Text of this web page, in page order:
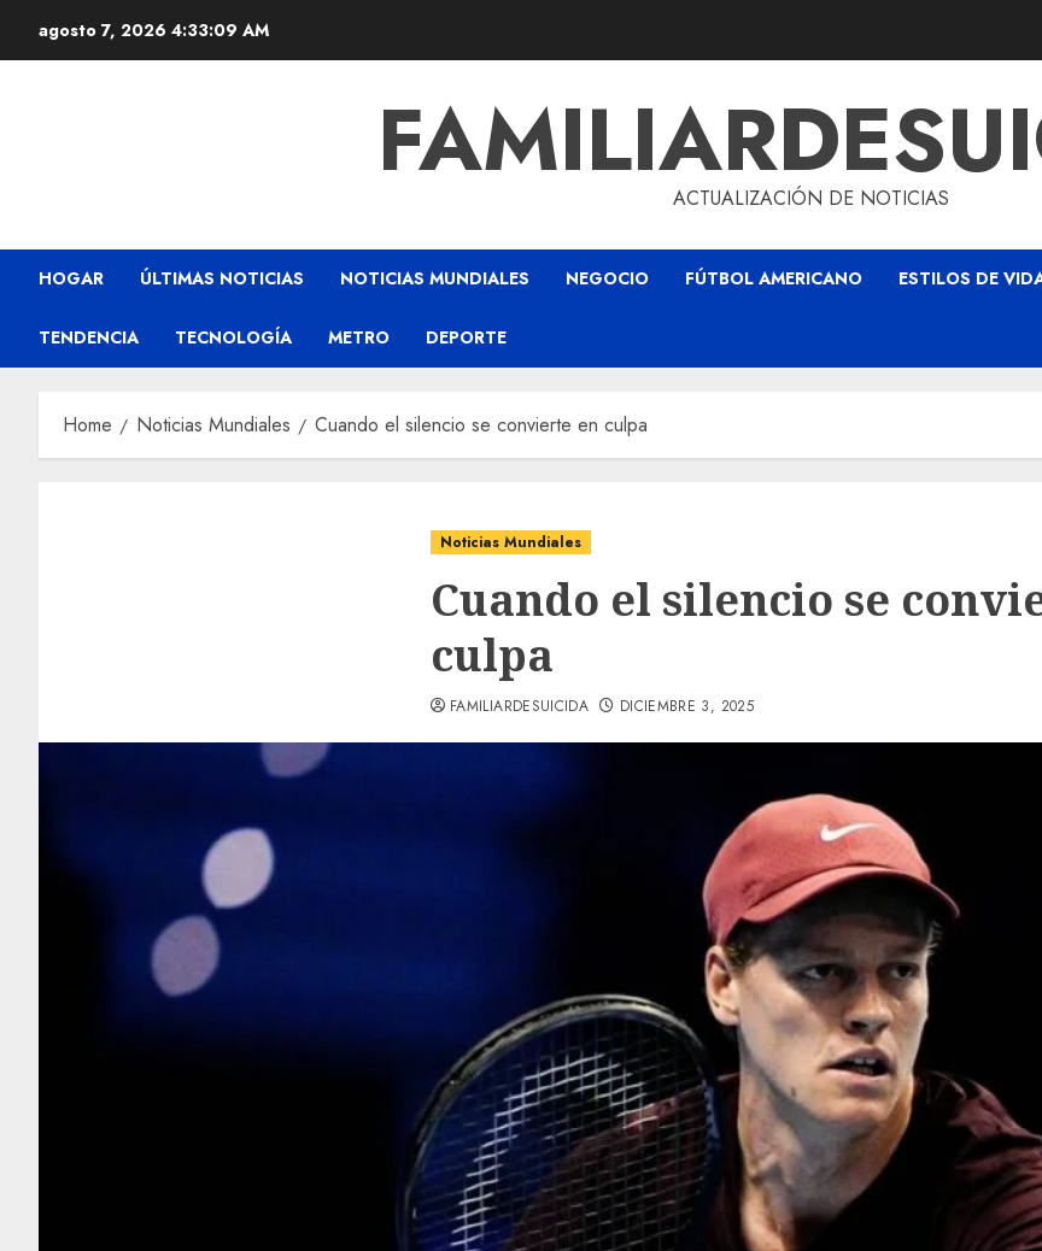
agosto 7, 2026 4:33:10 AM
ACTUALIZACIÓN DE NOTICIAS
HOGAR ÚLTIMAS NOTICIAS NOTICIAS MUNDIALES NEGOCIO FÚTBOL AMERICANO ESTILOS DE
TENDENCIA TECNOLOGÍA METRO DEPORTE
Home Noticias Mundiales Cuando el silencio se convierte en culpa
Noticias Mundiales
Cuando el silencio se
culpa
FAMILIARDESUICIDA DICIEMBRE 3, 2025